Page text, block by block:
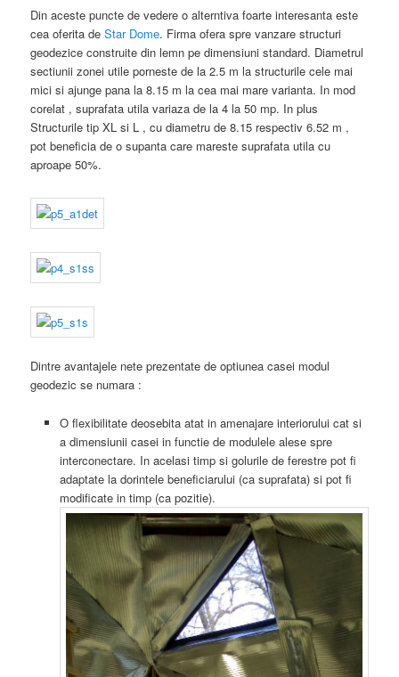
Din aceste puncte de vedere o alterntiva foarte interesanta este
cea oferita deStar Dome. Firma ofera spre vanzare structuri
geodezice construite din lemn pe dimensiuni standard. Diametrul
sectiunii zonei utile porneste de la 2.5 m la structurile cele mai
mici si ajunge pana la 8.15 m la cea mai mare varianta. In mod
corelat , suprafata utila variaza de la 4 la 50 mp. In plus
Structurile tip XL si L , cu diametru de 8.15 respectiv 6.52 m ,
pot beneficia de o supanta care mareste suprafata utila cu
aproape 50%.
Dintre avantajele nete prezentate de optiunea casei modul
geodezic se numara :
O flexibilitate deosebita atat in amenajare interiorului cat si
a dimensiunii casei in functie de modulele alese spre
interconectare. In acelasi timp si golurile de ferestre pot fi
adaptate la dorintele beneficiarului (ca suprafata) si pot fi
modificate in timp (ca pozitie).